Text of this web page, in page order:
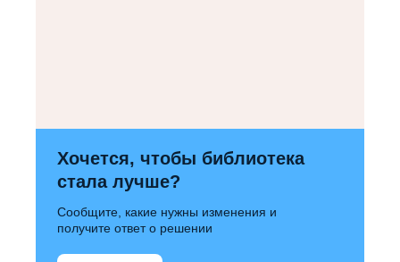
Хочется, чтобы библиотека
стала лучше?
Сообщите, какие нужны изменения и
получите ответ о решении